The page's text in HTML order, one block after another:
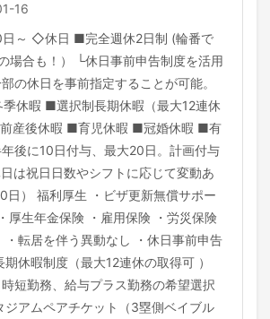
16
～ ◇休日 ■完全週休2日制 (輪番で
場合も！） └休日事前申告制度を活用
の休日を事前指定することが可能。
休暇 ■選択制長期休暇（最大12連休
産後休暇 ■育児休暇 ■冠婚休暇 ■有
後に10日付与、最大20日。計画付与
は祝日日数やシフトに応じて変動あ
日） 福利厚生 ・ビザ更新無償サポー
厚生年金保険 ・雇用保険 ・労災保険
・転居を伴う異動なし ・休日事前申告
休暇制度（最大12連休の取得可 ）
時短勤務、給与プラス勤務の希望選択
ジアムペアチケット（3塁側ベイブル